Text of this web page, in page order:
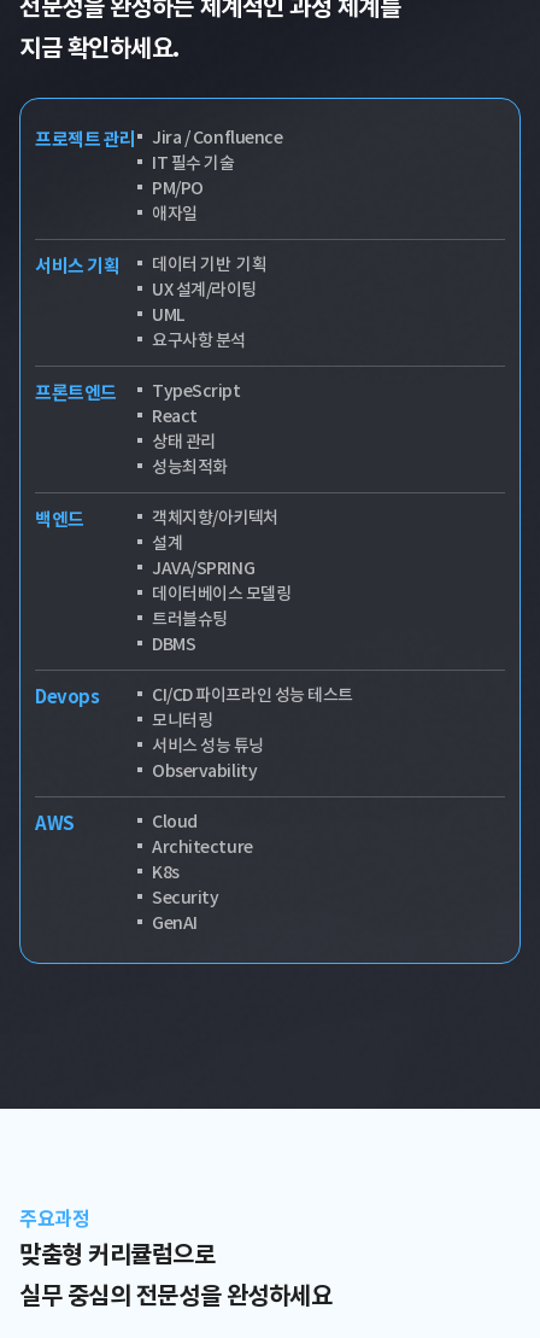
전문성을 완성하는 체계적인 과정 체계를
지금 확인하세요.
프로젝트 관리
Jira / Confluence
IT 필수 기술
PM/PO
애자일
서비스 기획
데이터 기반 기획
UX 설계/라이팅
UML
요구사항 분석
프론트엔드
TypeScript
React
상태 관리
성능최적화
백엔드
객체지향/아키텍처
설계
JAVA/SPRING
데이터베이스 모델링
트러블슈팅
DBMS
Devops
CI/CD 파이프라인 성능 테스트
모니터링
서비스 성능 튜닝
Observability
AWS
Cloud
Architecture
K8s
Security
GenAI
주요과정
맞춤형 커리큘럼으로
실무 중심의 전문성을 완성하세요